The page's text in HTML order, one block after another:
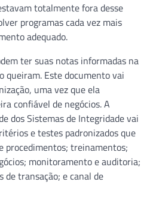
totalmente fora desse
programas cada vez mais
adequado.
ter suas notas informadas na
queiram. Este documento vai
uma vez que ela
confiável de negócios. A
dos Sistemas de Integridade vai
e testes padronizados que
procedimentos; treinamentos;
monitoramento e auditoria;
transação; e canal de